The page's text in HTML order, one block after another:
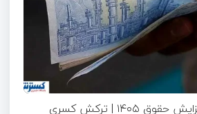
پیش بینی میزان افزایش حقوق ۱۴۰۵ | ترکش کسری